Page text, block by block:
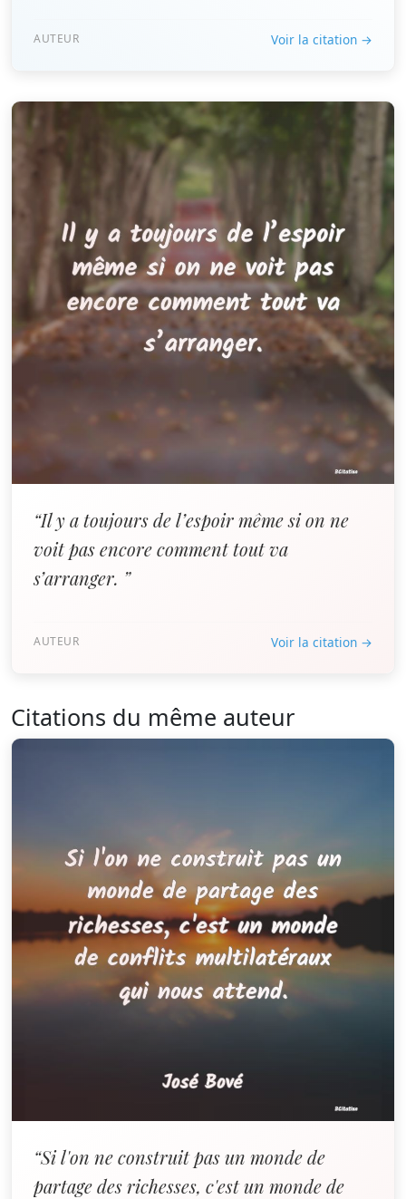
AUTEUR Voir la citation →
“Il y a toujours de l’espoir même si on ne
voit pas encore comment tout va
s’arranger. ”
AUTEUR Voir la citation →
Citations du même auteur
“Si l'on ne construit pas un monde de
partage des richesses, c'est un monde de